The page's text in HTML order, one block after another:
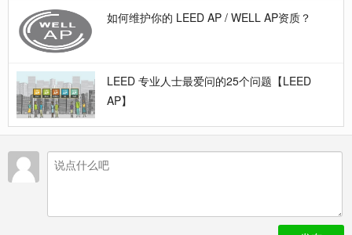
如何维护你的 LEED AP / WELL AP资质？
LEED 专业人士最爱问的25个问题【LEED
AP】